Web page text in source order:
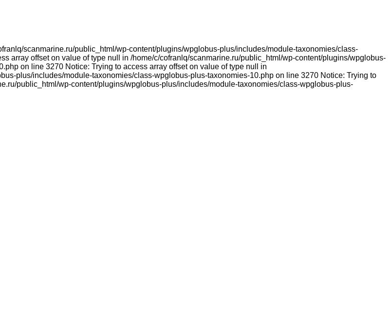
scanmarine.ru/public_html/wp-content/plugins/wpglobus-plus/includes/module-taxonomies/class-
array offset on value of type null in /home/c/cofranlq/scanmarine.ru/public_html/wp-content/plugins/wpglobus-
on line 3270 Notice: Trying to access array offset on value of type null in
plus/includes/module-taxonomies/class-wpglobus-plus-taxonomies-10.php on line 3270 Notice: Trying to
public_html/wp-content/plugins/wpglobus-plus/includes/module-taxonomies/class-wpglobus-plus-